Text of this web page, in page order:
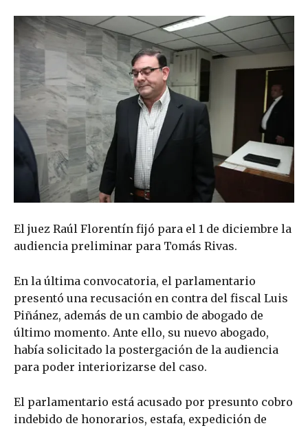
El juez Raúl Florentín fijó para el 1 de diciembre la
audiencia preliminar para Tomás Rivas.
En la última convocatoria, el parlamentario
presentó una recusación en contra del fiscal Luis
Piñánez, además de un cambio de abogado de
último momento. Ante ello, su nuevo abogado,
había solicitado la postergación de la audiencia
para poder interiorizarse del caso.
El parlamentario está acusado por presunto cobro
indebido de honorarios, estafa, expedición de